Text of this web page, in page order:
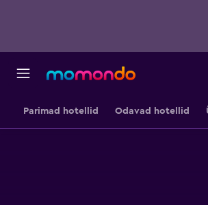
Parimad hotellid Odavad hotellid